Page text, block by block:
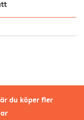
du köper fler